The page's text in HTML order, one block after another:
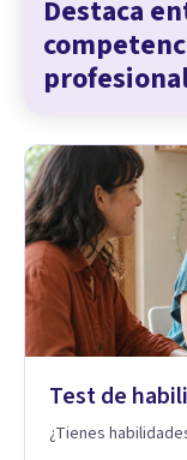
Destaca
Test de
¿Tienes